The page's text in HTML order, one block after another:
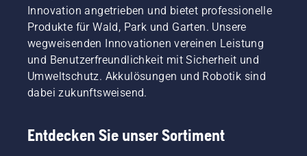
Innovation angetrieben und bietet professionelle
Produkte für Wald, Park und Garten. Unsere
wegweisenden Innovationen vereinen Leistung
und Benutzerfreundlichkeit mit Sicherheit und
Umweltschutz. Akkulösungen und Robotik sind
dabei zukunftsweisend.
Entdecken Sie unser Sortiment